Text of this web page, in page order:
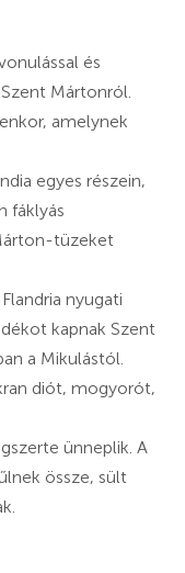
és
Mártonról.
amelynek
egyes részein,
fáklyás
tüzeket
nyugati
kapnak Szent
a Mikulástól.
diót, mogyorót,
ünneplik. A
össze, sült